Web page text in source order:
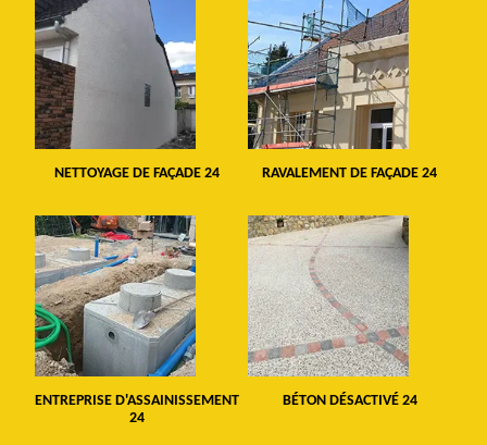
NETTOYAGE DE FAÇADE 24 RAVALEMENT DE FAÇADE 24
ENTREPRISE D'ASSAINISSEMENT
24
BÉTON DÉSACTIVÉ 24